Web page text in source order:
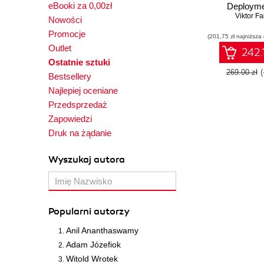
eBooki za 0,00zł
Nowości
Promocje
Outlet
Ostatnie sztuki
Bestsellery
Najlepiej oceniane
Przedsprzedaż
Zapowiedzi
Druk na żądanie
Wyszukaj autora
Popularni autorzy
Anil Ananthaswamy
Adam Józefiok
Witold Wrotek
Jenkins
Kubernetes
Viktor
(201,75 zł
269.00 zł